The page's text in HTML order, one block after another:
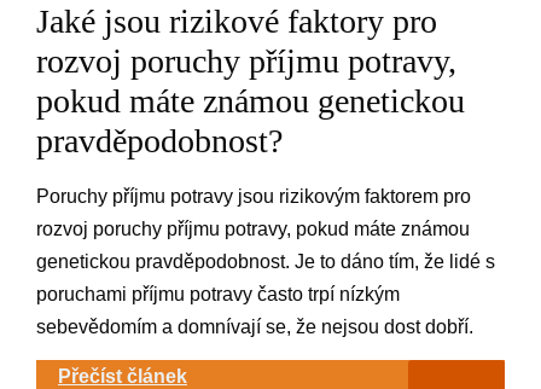
Jaké jsou rizikové faktory pro
rozvoj poruchy příjmu potravy,
pokud máte známou genetickou
pravděpodobnost?
Poruchy příjmu potravy jsou rizikovým faktorem pro
rozvoj poruchy příjmu potravy, pokud máte známou
genetickou pravděpodobnost. Je to dáno tím, že lidé s
poruchami příjmu potravy často trpí nízkým
sebevědomím a domnívají se, že nejsou dost dobří.
Přečíst článek